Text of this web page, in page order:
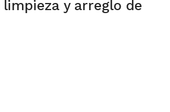
limpieza y arreglo de